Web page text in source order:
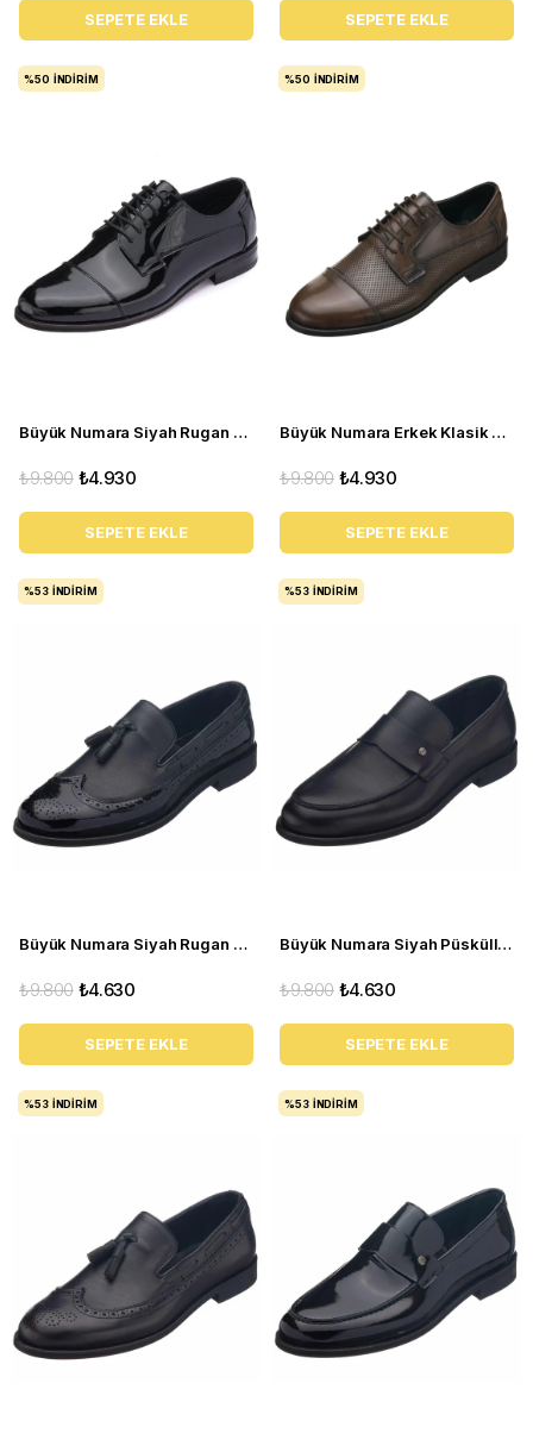
SEPETE EKLE SEPETE EKLE
Büyük Numara Siyah Rugan Erkek Klasik Ayakkabı NV1088
₺4.930
₺9.800
SEPETE EKLE
%50 İNDIRIM
Büyük Numara Erkek Klasik Ayakkabı - NV1088 Kahve Açma
₺4.930
₺9.800
SEPETE EKLE
%50 İNDIRIM
Büyük Numara Siyah Rugan Klasik Erkek Deri Ayakkabı NV1930
₺4.630
₺9.800
SEPETE EKLE
%53 İNDIRIM
Büyük Numara Siyah Püsküllü Erkek Loafer Ayakkabı KD0695
₺4.630
₺9.800
SEPETE EKLE
%53 İNDIRIM
%53 İNDIRIM %53 İNDIRIM